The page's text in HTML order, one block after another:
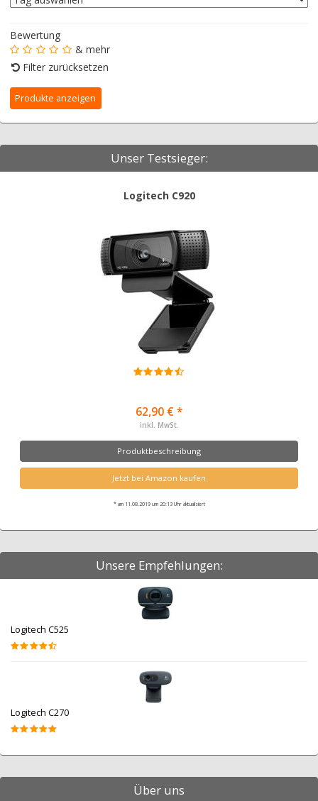
Bewertung
& mehr
Filter zurücksetzen
Unser Testsieger:
Logitech C920
62,90 € *
inkl. MwSt.
Produktbeschreibung
Jetzt bei Amazon kaufen
* am 11.08.2019 um 20:13 Uhr aktualisiert
Unsere Empfehlungen:
Logitech C525
Logitech C270
Über uns